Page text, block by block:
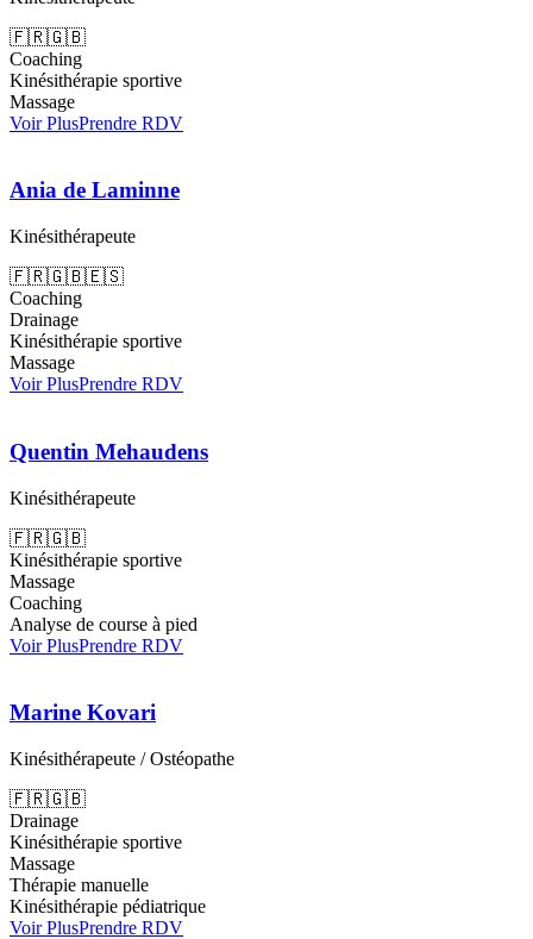
🇫🇷🇬🇧
Coaching
Kinésithérapie sportive
Massage
Voir PlusPrendre RDV
Ania de Laminne
Kinésithérapeute
🇫🇷🇬🇧🇪🇸
Coaching
Drainage
Kinésithérapie sportive
Massage
Voir PlusPrendre RDV
Quentin Mehaudens
Kinésithérapeute
🇫🇷🇬🇧
Kinésithérapie sportive
Massage
Coaching
Analyse de course à pied
Voir PlusPrendre RDV
Marine Kovari
Kinésithérapeute / Ostéopathe
🇫🇷🇬🇧
Drainage
Kinésithérapie sportive
Massage
Thérapie manuelle
Kinésithérapie pédiatrique
Voir PlusPrendre RDV